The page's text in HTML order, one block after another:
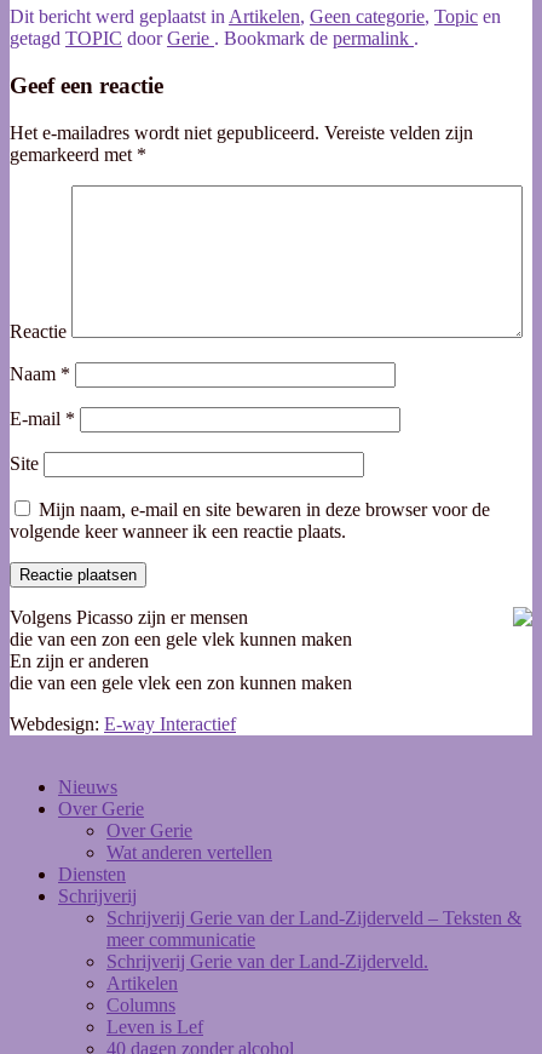
Dit bericht werd geplaatst inArtikelen, Geen categorie, Topic en
getagd TOPIC doorGerie . Bookmark de permalink .
Geef een reactie
Het e-mailadres wordt niet gepubliceerd. Vereiste velden zijn
gemarkeerd met *
Reactie
Naam *
E-mail *
Site
Mijn naam, e-mail en site bewaren in deze browser voor de
volgende keer wanneer ik een reactie plaats.
Volgens Picasso zijn er mensen
die van een zon een gele vlek kunnen maken
En zijn er anderen
die van een gele vlek een zon kunnen maken
Webdesign: E-way Interactief
Nieuws
Over Gerie
Over Gerie
Wat anderen vertellen
Diensten
Schrijverij
Schrijverij Gerie van der Land-Zijderveld – Teksten &
meer communicatie
Schrijverij Gerie van der Land-Zijderveld.
Artikelen
Columns
Leven is Lef
40 dagen zonder alcohol